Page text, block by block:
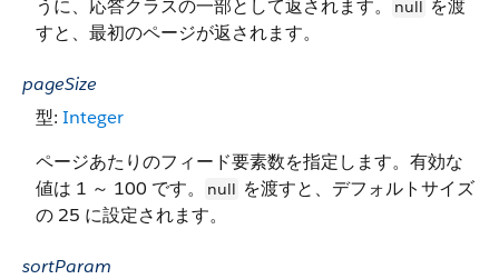
うに、応答クラスの一部として返されます。
null を渡
すと、最初のページが返されます。
pageSize
型: Integer
ページあたりのフィード要素数を指定します。有効な
値は 1 ～ 100 です。
null を渡すと、デフォルトサイズ
の 25 に設定されます。
sortParam